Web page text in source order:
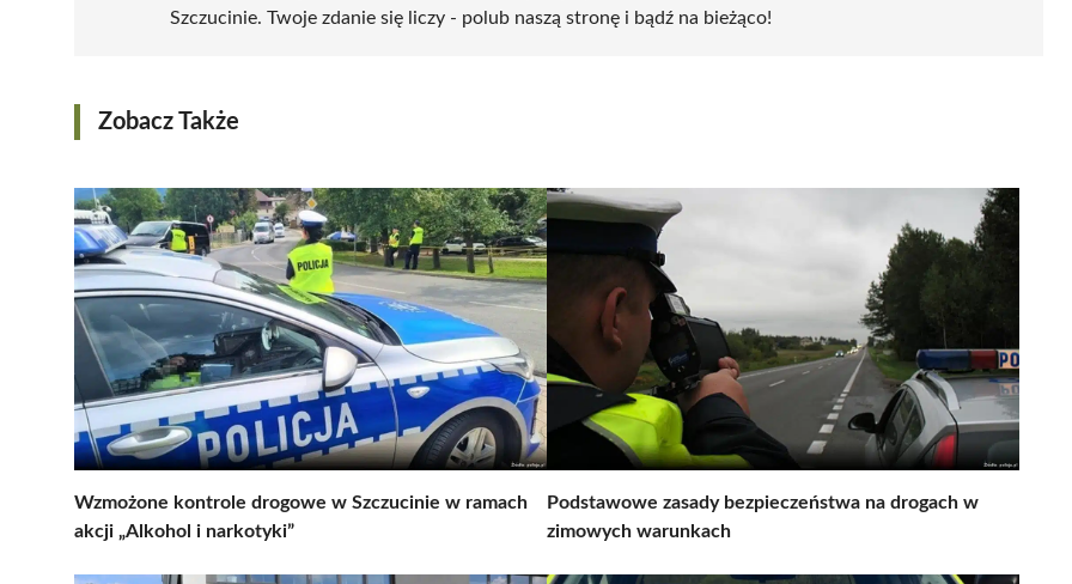
Szczucinie. Twoje zdanie się liczy - polub naszą stronę i bądź na bieżąco!
Zobacz Także
Wzmożone kontrole drogowe w Szczucinie w ramach
akcji „Alkohol i narkotyki”
Podstawowe zasady bezpieczeństwa na drogach w
zimowych warunkach